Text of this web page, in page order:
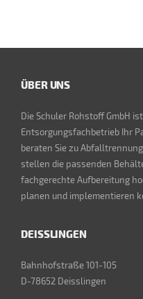
ÜBER UNS
Die Schuler Rohstoff GmbH
Entsorgungsfachbetrieb Ihr
beraten Sie zu
stellen die passenden
fachgerechte Aufbereitung
planen und implementieren
DEISSLINGEN
Bahnhofstraße 101-105
D-78652 Deisslingen